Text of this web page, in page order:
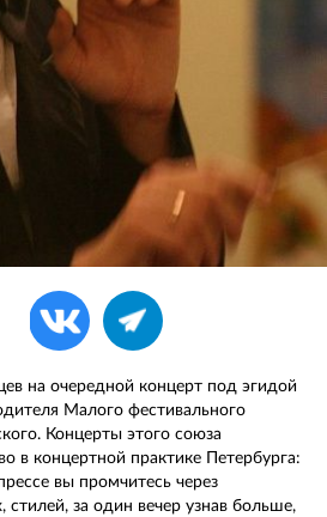
на очередной концерт под эгидой
Малого фестивального
Концерты этого союза
в концертной практике Петербурга:
вы промчитесь через
стилей, за один вечер узнав больше,